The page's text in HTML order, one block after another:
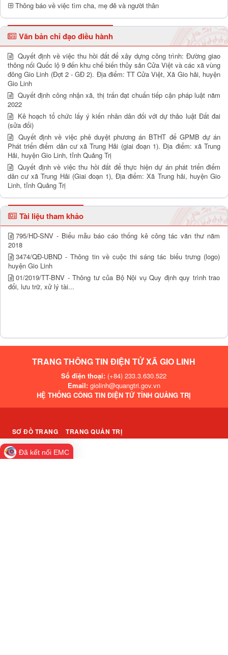
Thông báo về việc tìm cha, mẹ đẻ và người thân
Văn bản chỉ đạo điều hành
Quyết định về việc thu hồi đất để xây dựng công trình: Đường giao
thông nối Quốc lộ 9 đến khu chế biến thủy sản Cửa Việt và các xã vùng
đông Gio Linh (Đợt 2 - GĐ 2). Địa điểm: TT Cửa Việt, Xã Gio hải, huyện
Gio Linh
Quyết định công nhận xã, thị trấn đạt chuẩn tiếp cận pháp luật năm
2022
Kê hoạch tổ chức lấy ý kiến nhân dân đối với dự thảo luật Đất đai
(sửa đổi)
Quyết định về việc phê duyệt phương án BTHT để GPMB dự án
Phát triển điểm dân cư xã Trung Hải (giai đoạn 1). Địa điểm: xã Trung
Hải, huyện Gio Linh, tỉnh Quảng Trị
Quyết định về việc thu hồi đất để thực hiện dự án phát triển điểm
dân cư xã Trung Hải (Giai đoạn 1), Địa điểm: Xã Trung hải, huyện Gio
Linh, tỉnh Quảng Trị
Tài liệu tham khảo
795/HD-SNV - Biểu mẫu báo cáo thống kê công tác văn thư năm
2018
3474/QĐ-UBND - Thông tin về cuộc thi sáng tác biểu trưng (logo)
huyện Gio Linh
01/2019/TT-BNV - Thông tư của Bộ Nội vụ Quy định quy trình trao
đổi, lưu trữ, xử lý tài...
TRANG THÔNG TIN ĐIỆN TỬ XÃ GIO LINH
Số điện thoại: (+84) 233.3.630.522
Email:giolinh@quangtri.gov.vn
HỆ THỐNG CÔNG TIN ĐIỆN TỬ TỈNH QUẢNG TRỊ
SƠ ĐỒ TRANG TRANG QUẢN TRỊ
Đã kết nối EMC